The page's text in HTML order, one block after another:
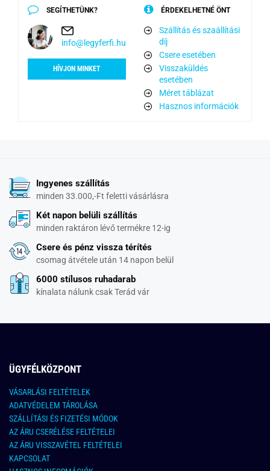
SEGÍTHETÜNK?
info@legyferfi.hu
HÍVJON MINKET
ÉRDEKELHETNÉ ÖNT
Szállítás és szaállítási
díj
Csere esetében
Visszaküldés
esetében
Méret táblázat
Hasznos információk
Ingyenes szállítás
minden 33.000,-Ft feletti vásárlásra
Két napon belüli szállítás
minden raktáron lévő termékre 12-ig
Csere és pénz vissza térítés
csomag átvétele után 14 napon belül
6000 stílusos ruhadarab
kínalata nálunk csak Terád vár
ÜGYFÉLKÖZPONT
VÁSARLÁSI FELTÉTELEK
ADATVÉDELEM TÁROLÁSA
SZÁLLÍTÁSI ÉS FIZETÉSI MÓDOK
AZ ÁRU CSERÉLÉSE FELTÉTELEI
AZ ÁRU VISSZAVÉTEL FELTÉTELEI
KAPCSOLAT